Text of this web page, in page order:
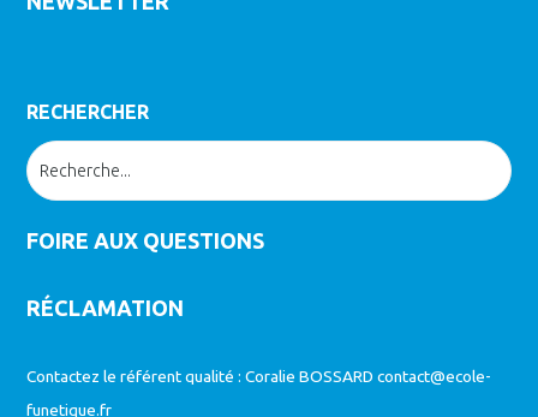
RECHERCHER
FOIRE AUX QUESTIONS
RÉCLAMATION
Contactez le référent qualité : Coralie BOSSARDcontact@ecole-
funetique.fr